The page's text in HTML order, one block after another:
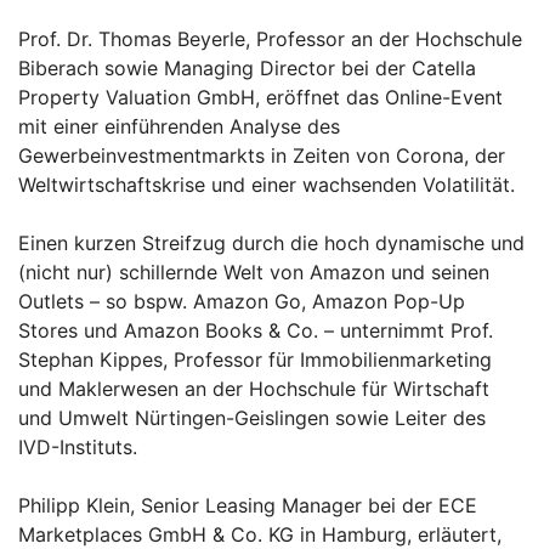
Prof. Dr. Thomas Beyerle, Professor an der Hochschule
Biberach sowie Managing Director bei der Catella
Property Valuation GmbH, eröffnet das Online-Event
mit einer einführenden Analyse des
Gewerbeinvestmentmarkts in Zeiten von Corona, der
Weltwirtschaftskrise und einer wachsenden Volatilität.
Einen kurzen Streifzug durch die hoch dynamische und
(nicht nur) schillernde Welt von Amazon und seinen
Outlets – so bspw. Amazon Go, Amazon Pop-Up
Stores und Amazon Books & Co. – unternimmt Prof.
Stephan Kippes, Professor für Immobilienmarketing
und Maklerwesen an der Hochschule für Wirtschaft
und Umwelt Nürtingen-Geislingen sowie Leiter des
IVD-Instituts.
Philipp Klein, Senior Leasing Manager bei der ECE
Marketplaces GmbH & Co. KG in Hamburg, erläutert,